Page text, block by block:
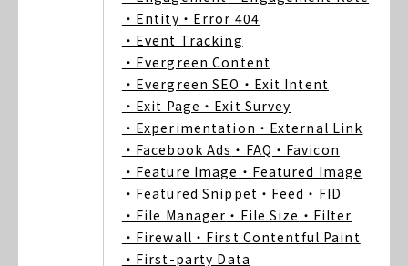
・Entity ・Error 404
・Event Tracking
・Evergreen Content
・Evergreen SEO ・Exit Intent
・Exit Page ・Exit Survey
・Experimentation ・External Link
・Facebook Ads ・FAQ ・Favicon
・Feature Image ・Featured Image
・Featured Snippet ・Feed ・FID
・File Manager ・File Size ・Filter
・Firewall ・First Contentful Paint
・First-party Data